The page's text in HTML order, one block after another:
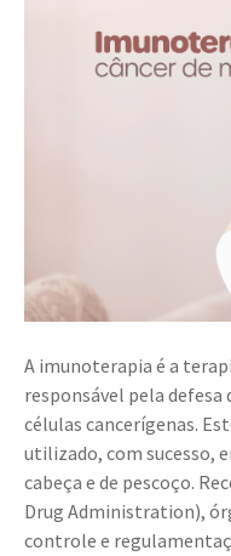
A imunoterapia é a
responsável pela
células cancerígenas.
utilizado, com sucesso,
cabeça e de pescoço.
Drug Administration),
controle e